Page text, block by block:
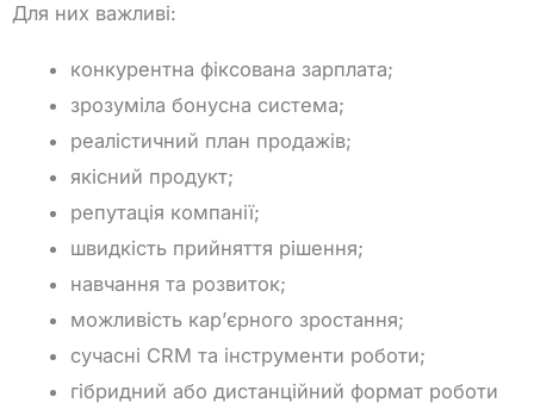
Для них важливі:
конкурентна фіксована зарплата;
зрозуміла бонусна система;
реалістичний план продажів;
якісний продукт;
репутація компанії;
швидкість прийняття рішення;
навчання та розвиток;
можливість кар’єрного зростання;
сучасні CRM та інструменти роботи;
гібридний або дистанційний формат роботи